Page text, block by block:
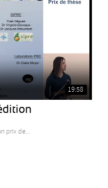
19:58
prix de...